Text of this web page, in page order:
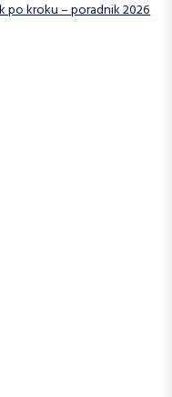
kroku – poradnik 2026